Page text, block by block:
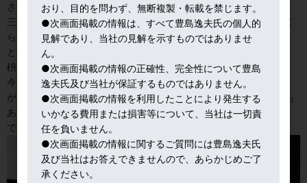
さて、今日は、大相撲観戦。前から２列目の所謂「砂かぶり」席。
三賞選好委員の知人が、ときたま誘ってくれる。これで１０回目く
らいか。
とりあえず、上から力士が降ってくるような体験は無い(笑)
枡席と異なり、飲食禁止。お行儀よく観戦せねば。
今場所は、両横綱と人気大関一人のほか、三役にも休場が相次ぐ
が、それはそれで、下の力士にとっては、勝ち星を伸ばす機会でも
ある。
では行ってきます！
おり、目的を問わず、無断複製・転載を禁じます。
●次画面掲載の情報は、すべて豊島逸夫氏の個人的
見解であり、当社の見解を示すものではありませ
ん。
●次画面掲載の情報の正確性、完全性について豊島
逸夫氏及び当社が保証するものではありません。
●次画面掲載の情報を利用したことにより発生する
いかなる費用または損害等について、当社は一切責
任を負いません。
●次画面掲載の情報に関するご質問には豊島逸夫氏
及び当社はお答えできませんので、あらかじめご了
承ください。